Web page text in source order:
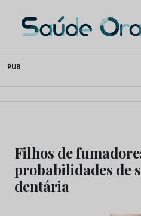
to
content
Saúde Oral
PUB
Filhos de
probabilidades de
dentária